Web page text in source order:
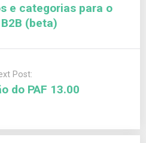
e categorias para o
(beta)
Post:
do PAF 13.00